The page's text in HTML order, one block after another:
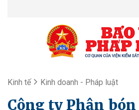
Kinh tế Kinh doanh - Pháp luật
Công ty Phân